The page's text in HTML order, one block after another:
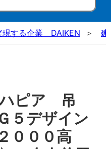
現する企業 DAIKEN 建
ピア 吊
５デザイン
０００高